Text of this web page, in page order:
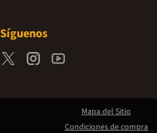
Síguenos
Mapa del Sitio
Condiciones de compra